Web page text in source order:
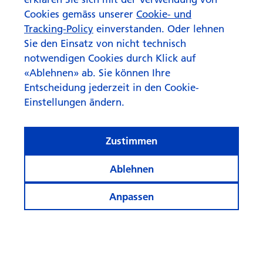
Cookies gemäss unserer Cookie- und
Tracking-Policy einverstanden. Oder lehnen
Sie den Einsatz von nicht technisch
notwendigen Cookies durch Klick auf
«Ablehnen» ab. Sie können Ihre
Entscheidung jederzeit in den Cookie-
Einstellungen ändern.
Anpassen
Ablehnen
Zustimmen